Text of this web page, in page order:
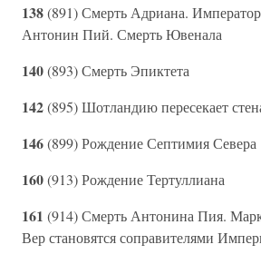
138(891) Смерть Адриана.
Антонин Пий. Смерть Ювенала
140(893) Смерть Эпиктета
142(895) Шотландию пересекает
146(899) Рождение Септимия Севера
160(913) Рождение Тертуллиана
161 (914) Смерть Антонина Пия.
Вер становятся соправителями